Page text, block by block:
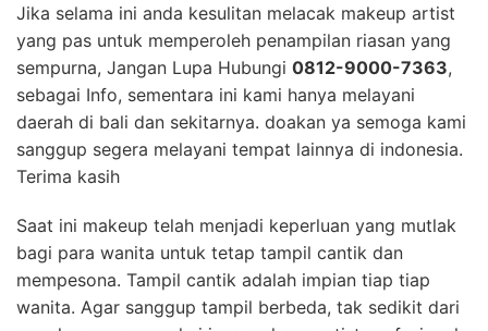
Jika selama ini anda kesulitan melacak makeup artist
yang pas untuk memperoleh penampilan riasan yang
sempurna, Jangan Lupa Hubungi 0812-9000-7363,
sebagai Info, sementara ini kami hanya melayani
daerah di bali dan sekitarnya. doakan ya semoga kami
sanggup segera melayani tempat lainnya di indonesia.
Terima kasih
Saat ini makeup telah menjadi keperluan yang mutlak
bagi para wanita untuk tetap tampil cantik dan
mempesona. Tampil cantik adalah impian tiap tiap
wanita. Agar sanggup tampil berbeda, tak sedikit dari